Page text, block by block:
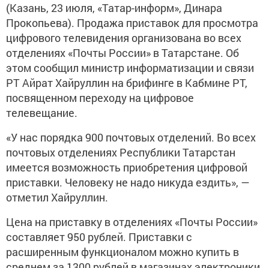
(Казань, 23 июля, «Татар-информ», Динара
Прокопьева). Продажа приставок для просмотра
цифрового телевидения организована во всех
отделениях «Почты России» в Татарстане. Об
этом сообщил министр информатизации и связи
РТ Айрат Хайруллин на брифинге в Кабмине РТ,
посвященном переходу на цифровое
телевещание.
«У нас порядка 900 почтовых отделений. Во всех
почтовых отделениях Республики Татарстан
имеется возможность приобретения цифровой
приставки. Человеку не надо никуда ездить», —
отметил Хайруллин.
Цена на приставку в отделениях «Почты России»
составляет 950 рублей. Приставки с
расширенным функционалом можно купить в